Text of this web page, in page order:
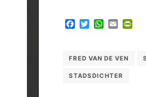
Facebook
TwitterWhatsApp
Email
FRED VAN DE VEN
STADSDICHTER